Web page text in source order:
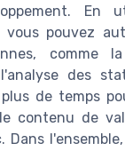
En
vous pouvez
comme
des
de temps
contenu de
Dans